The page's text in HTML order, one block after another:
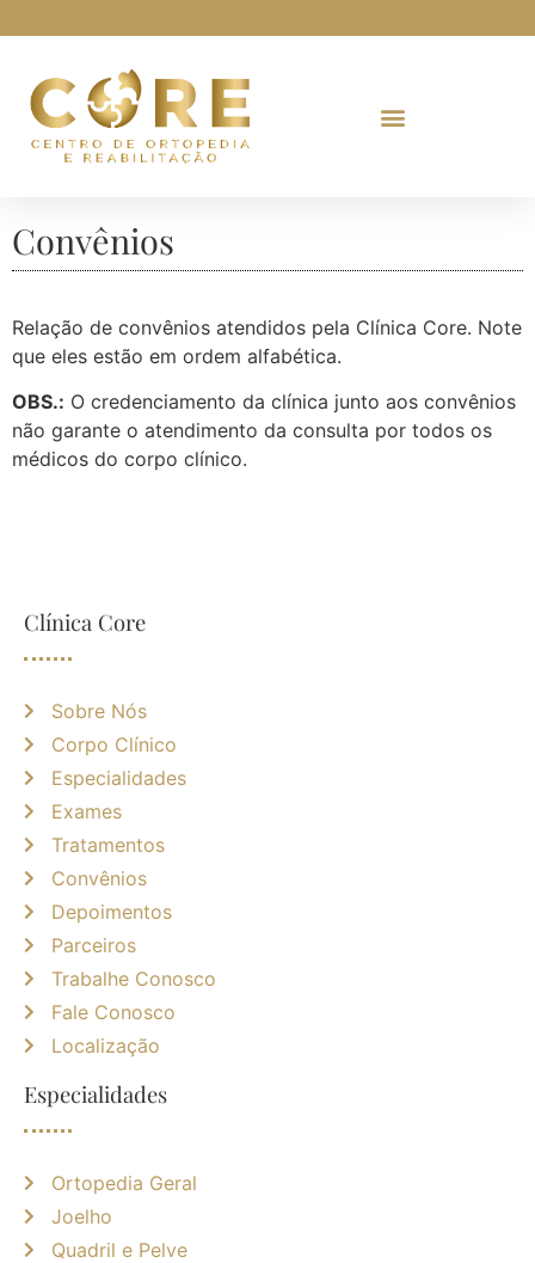
Convênios
Relação de convênios atendidos pela Clínica Core. Note
que eles estão em ordem alfabética.
OBS.: O credenciamento da clínica junto aos convênios
não garante o atendimento da consulta por todos os
médicos do corpo clínico.
Clínica Core
Sobre Nós
Corpo Clínico
Especialidades
Exames
Tratamentos
Convênios
Depoimentos
Parceiros
Trabalhe Conosco
Fale Conosco
Localização
Especialidades
Ortopedia Geral
Joelho
Quadril e Pelve